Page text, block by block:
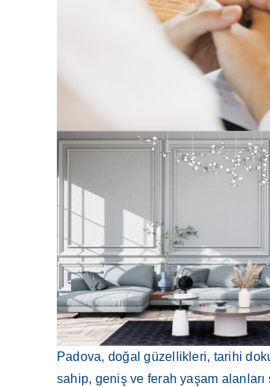
Padova, doğal güzellikleri, tarihi
sahip, geniş ve ferah yaşam